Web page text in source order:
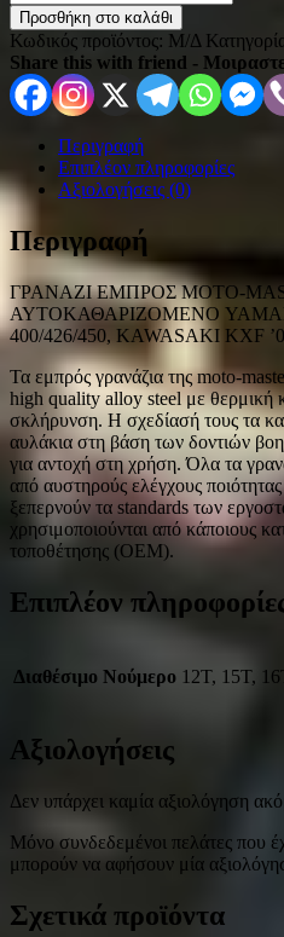
Προσθήκη στο καλάθι
Κωδικός προϊόντος: Μ/Δ
Share this with friend -
Περιγραφή
Επιπλέον πληροφορίες
Αξιολογήσεις (0)
Περιγραφή
ΓΡΑΝΑΖΙ ΕΜΠΡΟΣ MOTO-
ΑΥΤΟΚΑΘΑΡΙΖΟΜΕΝΟ
400/426/450, KAWASAKI KXF
Τα εμπρός γρανάζια της moto-
high quality alloy steel με θερμική
σκλήρυνση. Η σχεδίασή τους τα
αυλάκια στη βάση των δοντιών
για αντοχή στη χρήση. Όλα τα
από αυστηρούς ελέγχους
ξεπερνούν τα standards των
χρησιμοποιούνται από κάποιους
τοποθέτησης (ΟΕΜ).
Επιπλέον
Διαθέσιμο Νούμερο 12T, 15T,
Αξιολογήσεις
Δεν υπάρχει καμία αξιολόγηση
Μόνο συνδεδεμένοι πελάτες που
μπορούν να αφήσουν μία
Σχετικά προϊόντα